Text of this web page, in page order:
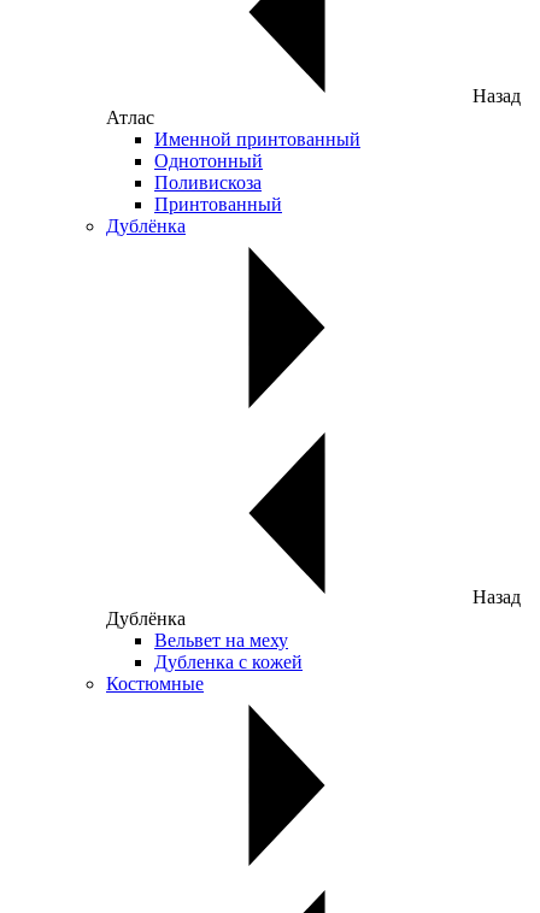
Назад
Атлас
Именной принтованный
Однотонный
Поливискоза
Принтованный
Дублёнка
Назад
Дублёнка
Вельвет на меху
Дубленка с кожей
Костюмные